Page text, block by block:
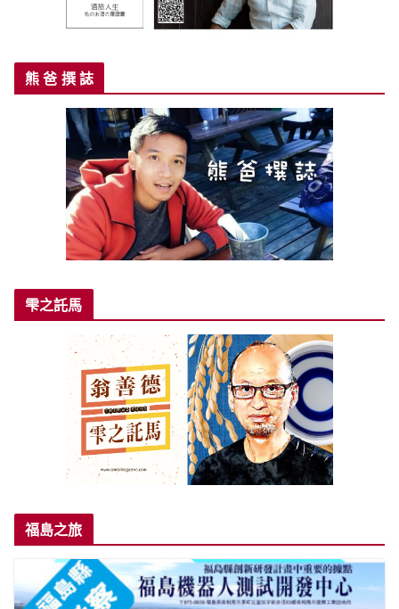
熊 爸 撰 誌
雫之託馬
福島之旅